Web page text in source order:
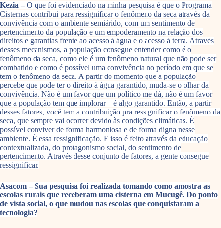
Kezia – O que foi evidenciado na minha pesquisa é que o Programa
Cisternas contribui para ressignificar o fenômeno da seca através da
convivência com o ambiente semiárido, com um sentimento de
pertencimento da população e um empoderamento na relação dos
direitos e garantias frente ao acesso à água e o acesso à terra. Através
desses mecanismos, a população consegue entender como é o
fenômeno da seca, como ele é um fenômeno natural que não pode ser
combatido e como é possível uma convivência no período em que se
tem o fenômeno da seca. A partir do momento que a população
percebe que pode ter o direito à água garantido, muda-se o olhar da
convivência. Não é um favor que um político me dá, não é um favor
que a população tem que implorar – é algo garantido. Então, a partir
desses fatores, você tem a contribuição pra ressignificar o fenômeno da
seca, que sempre vai ocorrer devido às condições climáticas. É
possível conviver de forma harmoniosa e de forma digna nesse
ambiente. É essa ressignificação. E isso é feito através da educação
contextualizada, do protagonismo social, do sentimento de
pertencimento. Através desse conjunto de fatores, a gente consegue
ressignificar.
Asacom – Sua pesquisa foi realizada tomando como amostra as
escolas rurais que receberam uma cisterna em Mucugê. Do ponto
de vista social, o que mudou nas escolas que conquistaram a
tecnologia?